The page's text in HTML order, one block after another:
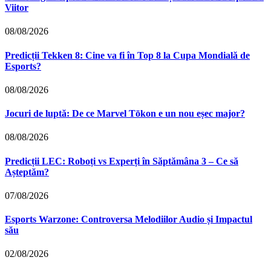
Viitor
08/08/2026
Predicții Tekken 8: Cine va fi în Top 8 la Cupa Mondială de
Esports?
08/08/2026
Jocuri de luptă: De ce Marvel Tōkon e un nou eșec major?
08/08/2026
Predicții LEC: Roboți vs Experți în Săptămâna 3 – Ce să
Așteptăm?
07/08/2026
Esports Warzone: Controversa Melodiilor Audio și Impactul
său
02/08/2026